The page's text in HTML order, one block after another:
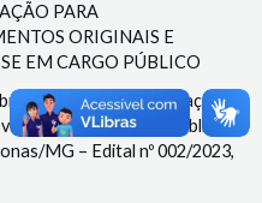
PARA
ORIGINAIS E
EM CARGO PÚBLICO
nomeação e convocação
no Concurso Público
MG – Edital nº 002/2023,